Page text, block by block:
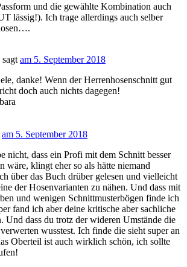
und die gewählte Kombination auch
lässig!). Ich trage allerdings auch selber
sagt am 5. September 2018
danke! Wenn der Herrenhosenschnitt gut
doch auch nichts dagegen!
am 5. September 2018
nicht, dass ein Profi mit dem Schnitt besser
wäre, klingt eher so als hätte niemand
über das Buch drüber gelesen und vielleicht
der Hosenvarianten zu nähen. Und dass mit
und wenigen Schnittmusterbögen finde ich
fand ich aber deine kritische aber sachliche
Und dass du trotz der wideren Umstände die
wusstest. Ich finde die sieht super an
Oberteil ist auch wirklich schön, ich sollte